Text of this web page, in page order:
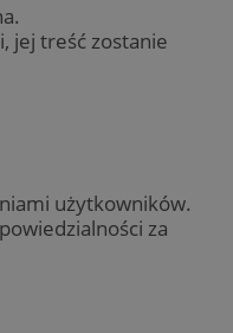
jej treść zostanie
użytkowników.
za